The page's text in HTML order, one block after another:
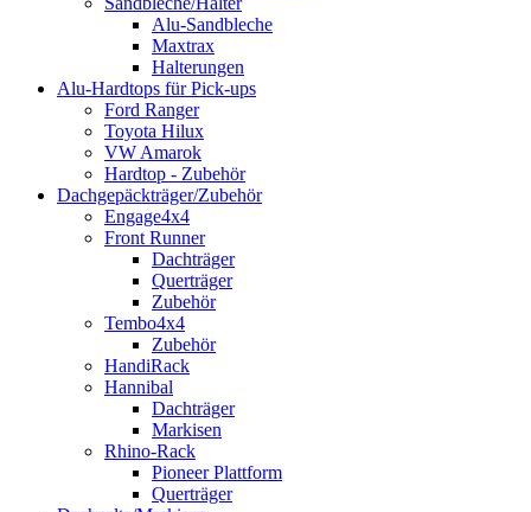
Alu-Sandbleche
Maxtrax
Halterungen
Alu-Hardtops für Pick-ups
Ford Ranger
Toyota Hilux
VW Amarok
Hardtop - Zubehör
Dachgepäckträger/Zubehör
Engage4x4
Front Runner
Dachträger
Querträger
Zubehör
Tembo4x4
Zubehör
HandiRack
Hannibal
Dachträger
Markisen
Rhino-Rack
Pioneer Plattform
Querträger